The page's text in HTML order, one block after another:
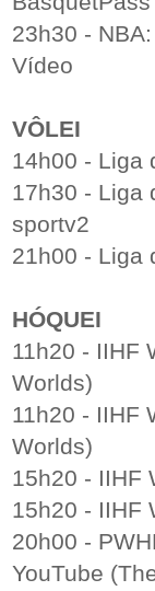
23h30 -
Vídeo
VÔLEI
14h00 - Liga
17h30 - Liga
sportv2
21h00 - Liga
HÓQUEI
11h20 - IIHF
Worlds)
11h20 - IIHF
Worlds)
15h20 - IIHF
15h20 - IIHF
20h00 -
YouTube